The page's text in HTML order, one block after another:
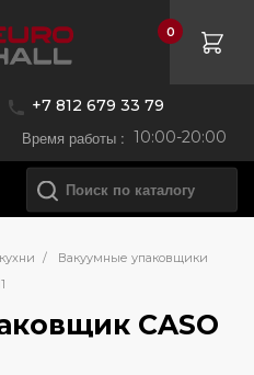
+7 812 679 33 79
Время работы : 10:00-20:00
0
/
Вакуумные упаковщики
CASO